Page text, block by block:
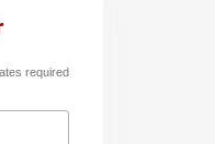
required